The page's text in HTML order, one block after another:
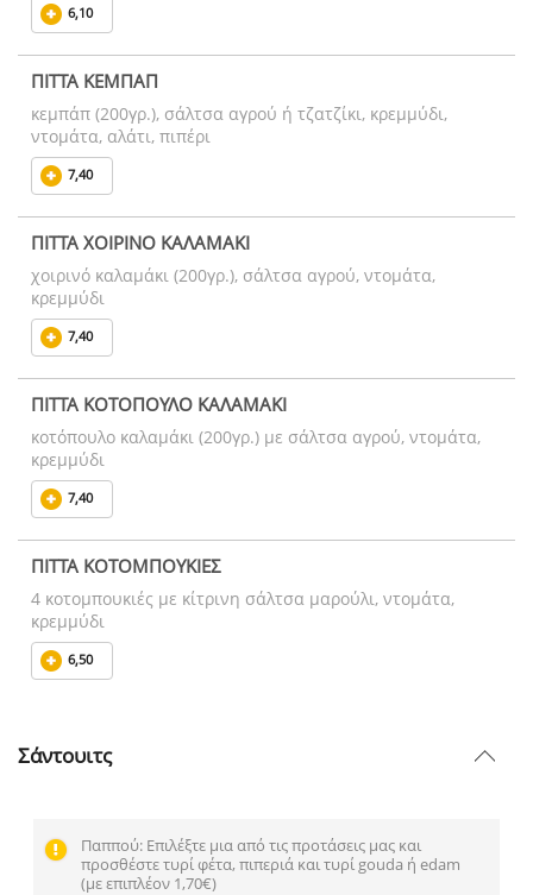
6,10
ΠΙΤΤΑ ΚΕΜΠΑΠ
κεμπάπ (200γρ.), σάλτσα αγρού ή τζατζίκι, κρεμμύδι,
ντομάτα, αλάτι, πιπέρι
7,40
ΠΙΤΤΑ ΧΟΙΡΙΝΟ ΚΑΛΑΜΑΚΙ
χοιρινό καλαμάκι (200γρ.), σάλτσα αγρού, ντομάτα,
κρεμμύδι
7,40
ΠΙΤΤΑ ΚΟΤΟΠΟΥΛΟ ΚΑΛΑΜΑΚΙ
κοτόπουλο καλαμάκι (200γρ.) με σάλτσα αγρού, ντομάτα,
κρεμμύδι
7,40
ΠΙΤΤΑ ΚΟΤΟΜΠΟΥΚΙΕΣ
4 κοτομπουκιές με κίτρινη σάλτσα μαρούλι, ντομάτα,
κρεμμύδι
6,50
Σάντουιτς
Παππού: Επιλέξτε μια από τις προτάσεις μας και
προσθέστε τυρί φέτα, πιπεριά και τυρί gouda ή edam
(με επιπλέον 1,70€)